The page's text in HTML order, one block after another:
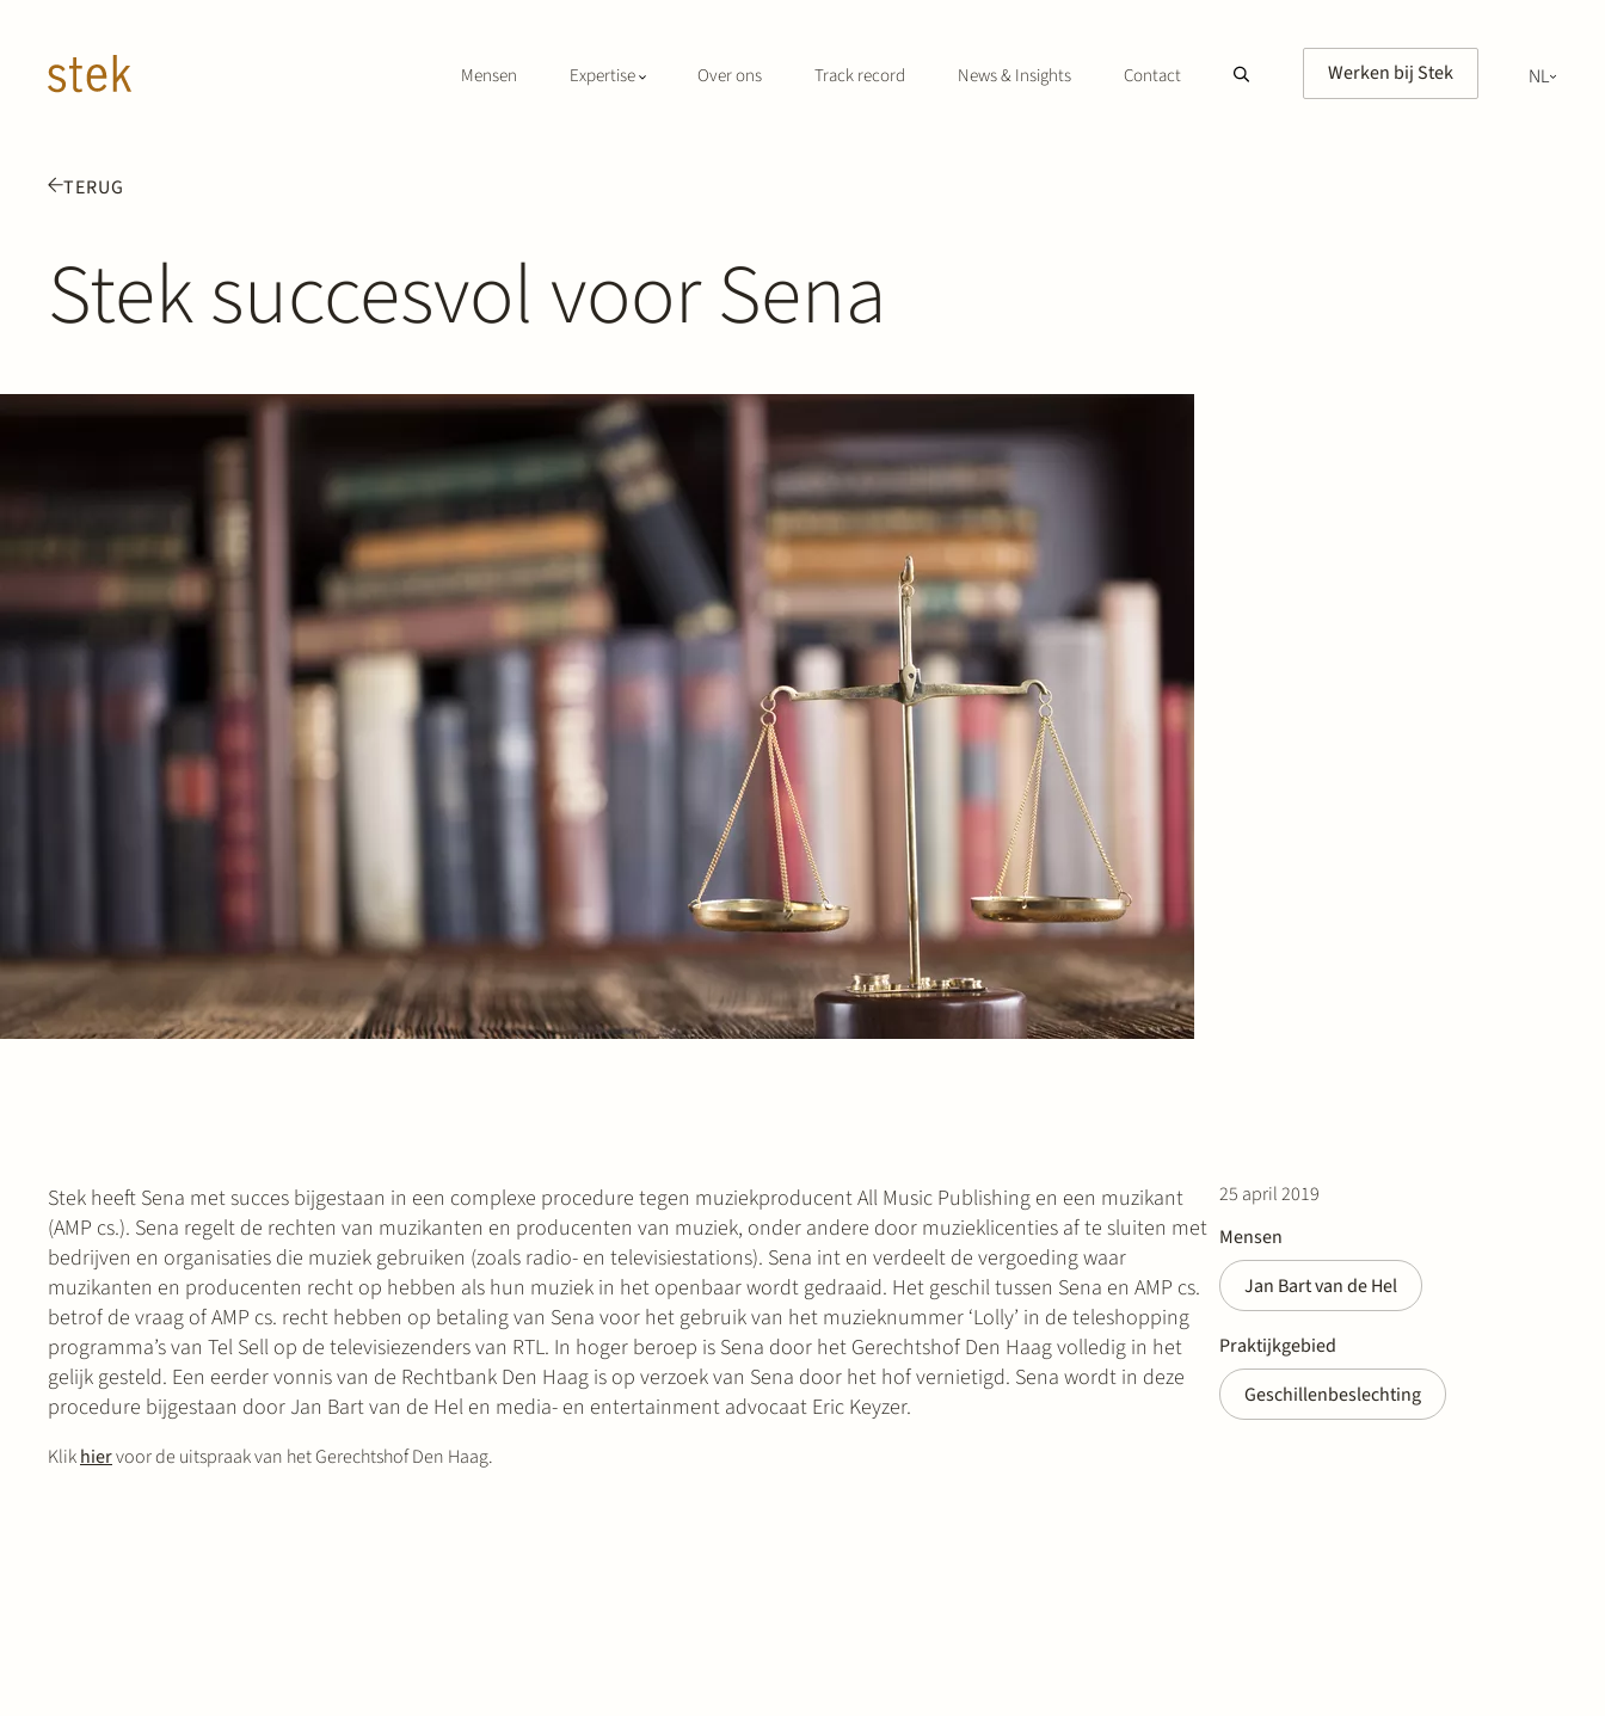
Mensen Expertise Over ons Track record News & Insights Contact Werken bij Stek
NL
TERUG
Stek succesvol voor Sena
25 april 2019
Mensen
Jan Bart van de Hel
Praktijkgebied
Geschillenbeslechting
Stek heeft Sena met succes bijgestaan in een complexe procedure tegen muziekproducent All Music Publishing en een muzikant
(AMP cs.). Sena regelt de rechten van muzikanten en producenten van muziek, onder andere door muzieklicenties af te sluiten met
bedrijven en organisaties die muziek gebruiken (zoals radio- en televisiestations). Sena int en verdeelt de vergoeding waar
muzikanten en producenten recht op hebben als hun muziek in het openbaar wordt gedraaid. Het geschil tussen Sena en AMP cs.
betrof de vraag of AMP cs. recht hebben op betaling van Sena voor het gebruik van het muzieknummer ‘Lolly’ in de teleshopping
programma’s van Tel Sell op de televisiezenders van RTL. In hoger beroep is Sena door het Gerechtshof Den Haag volledig in het
gelijk gesteld. Een eerder vonnis van de Rechtbank Den Haag is op verzoek van Sena door het hof vernietigd. Sena wordt in deze
procedure bijgestaan door Jan Bart van de Hel en media- en entertainment advocaat Eric Keyzer.
Klikhiervoor de uitspraak van het Gerechtshof Den Haag.